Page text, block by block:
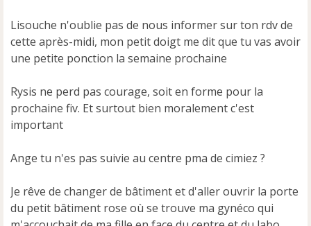
Lisouche n'oublie pas de nous informer sur ton rdv de
cette après-midi, mon petit doigt me dit que tu vas avoir
une petite ponction la semaine prochaine
Rysis ne perd pas courage, soit en forme pour la
prochaine fiv. Et surtout bien moralement c'est
important
Ange tu n'es pas suivie au centre pma de cimiez ?
Je rêve de changer de bâtiment et d'aller ouvrir la porte
du petit bâtiment rose où se trouve ma gynéco qui